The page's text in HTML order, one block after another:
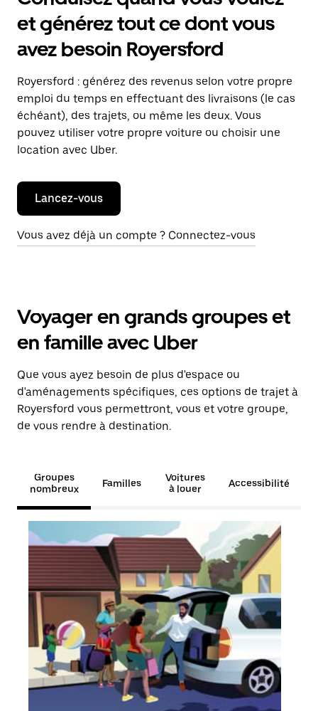
et générez tout ce dont vous
avez besoin Royersford
Royersford : générez des revenus selon votre propre
emploi du temps en effectuant des livraisons (le cas
échéant), des trajets, ou même les deux. Vous
pouvez utiliser votre propre voiture ou choisir une
location avec Uber.
Lancez-vous
Vous avez déjà un compte ? Connectez-vous
Voyager en grands groupes et
en famille avec Uber
Que vous ayez besoin de plus d'espace ou
d'aménagements spécifiques, ces options de trajet à
Royersford vous permettront, vous et votre groupe,
de vous rendre à destination.
Groupes
nombreux
Familles
Voitures
à louer
Accessibilité